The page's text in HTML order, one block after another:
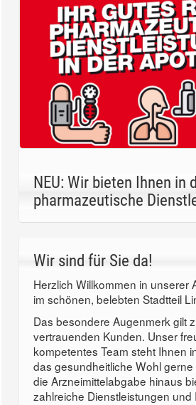
NEU: Wir bieten Ihnen in
pharmazeutische
Wir sind für Sie da!
Herzlich Willkommen in unserer
im schönen, belebten Stadtteil
Das besondere Augenmerk gilt
vertrauenden Kunden. Unser
kompetentes Team steht Ihnen
das gesundheitliche Wohl
die Arzneimittelabgabe hinaus
zahlreiche Dienstleistungen und